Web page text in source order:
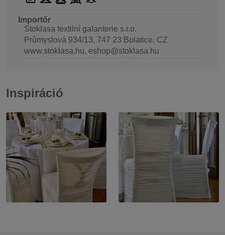
Importőr
Stoklasa textilní galanterie s.r.o.
Průmyslová 934/13, 747 23 Bolatice, CZ
www.stoklasa.hu, eshop@stoklasa.hu
Inspiráció